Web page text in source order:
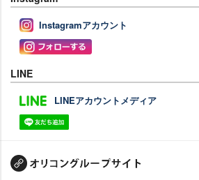
Instagramアカウント
LINE
LINEアカウントメディア